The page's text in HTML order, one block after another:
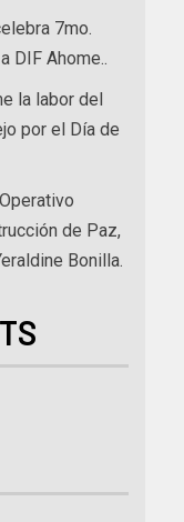
7mo.
DIF Ahome..
la labor del
por el Día de
de Paz,
Bonilla.